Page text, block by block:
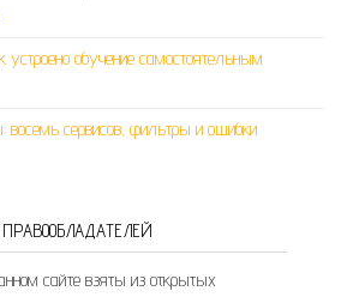
обучение самостоятельным
сервисов, фильтры и ошибки
сайте взяты из открытых